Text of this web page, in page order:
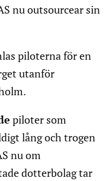
nu outsourcear sin
piloterna för en
utanför
piloter som
lång och trogen
nu om
dotterbolag tar